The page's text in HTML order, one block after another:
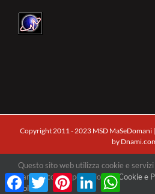
Copyright 2011 - 2023 MSD MaSeDomani
by
Facebook
X
Facebook
TwitterPinterestLinkedIn
Questo sito web utilizza cookie e
parti. Clicca qui per visionareCookie e
Policy